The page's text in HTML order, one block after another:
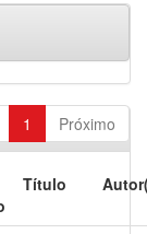
1 Próximo
Título